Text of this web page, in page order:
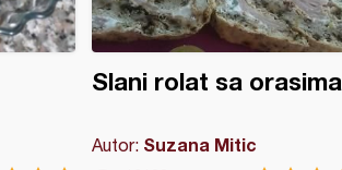
Slani rolat sa orasima
Autor: Suzana Mitic